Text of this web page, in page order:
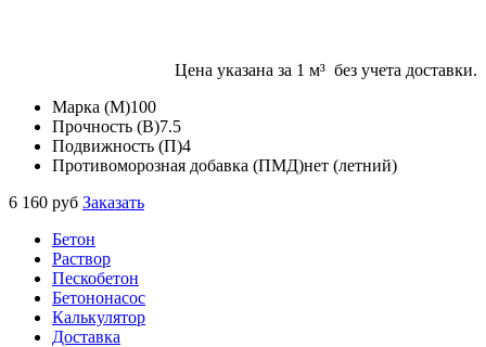
Цена указана за 1 м³ без учета доставки.
Марка (M)100
Прочность (B)7.5
Подвижность (П)4
Противоморозная добавка (ПМД)нет (летний)
6 160 руб Заказать
Бетон
Раствор
Пескобетон
Бетононасос
Калькулятор
Доставка